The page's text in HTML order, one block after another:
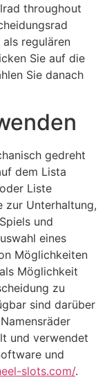
throughout
regulären
Sie auf die
Sie danach
gedreht
dem Lista
Liste
zur Unterhaltung,
und
eines
Möglichkeiten
Möglichkeit
zu
sind darüber
und verwendet
und
slots.com/.